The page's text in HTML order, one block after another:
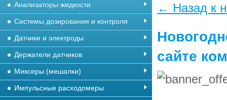
← Назад к
сайте
Анализаторы жидкости
Системы дозирования и контроля
Датчики и электроды
Держатели датчиков
Миксеры (мешалки)
Импульсные расходомеры